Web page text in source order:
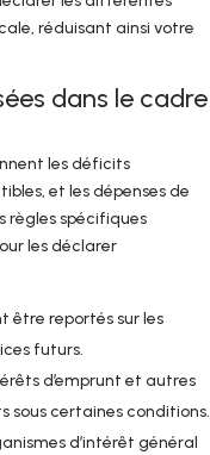
réduisant ainsi votre
dans le cadre
les déficits
et les dépenses de
règles spécifiques
les déclarer
être reportés sur les
futurs.
d’emprunt et autres
sous certaines conditions.
d’intérêt général